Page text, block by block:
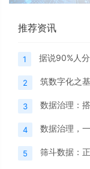
推荐资讯
1 据说90%人
2 筑数字化之
3 数据治理：
4 数据治理，
5 筛斗数据：